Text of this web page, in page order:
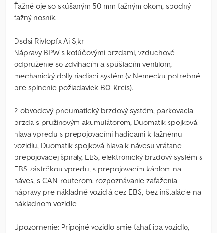
Ťažné oje so skúšaným 50 mm ťažným okom, spodný
ťažný nosník.
Dsdsi Rivtopfx Ai Sjkr
Nápravy BPW s kotúčovými brzdami, vzduchové
odpruženie so zdvíhacím a spúšťacím ventilom,
mechanický dolly riadiaci systém (v Nemecku potrebné
pre splnenie požiadaviek BO-Kreis).
2-obvodový pneumatický brzdový systém, parkovacia
brzda s pružinovým akumulátorom, Duomatik spojková
hlava vpredu s prepojovacími hadicami k ťažnému
vozidlu, Duomatik spojková hlava k návesu vrátane
prepojovacej špirály, EBS, elektronický brzdový systém s
EBS zástrčkou vpredu, s prepojovacím káblom na
náves, s CAN-routerom, rozpoznávanie zaťaženia
nápravy pre nákladné vozidlá cez EBS, bez inštalácie na
nákladnom vozidle.
Upozornenie: Prípojné vozidlo smie ťahať iba vozidlo,